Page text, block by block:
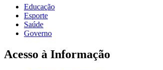
Educação
Esporte
Saúde
Governo
Acesso à Informação